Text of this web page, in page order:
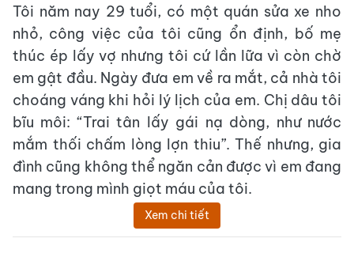
Tôi năm nay 29 tuổi, có một quán sửa xe nho
nhỏ, công việc của tôi cũng ổn định, bố mẹ
thúc ép lấy vợ nhưng tôi cứ lần lữa vì còn chờ
em gật đầu. Ngày đưa em về ra mắt, cả nhà tôi
choáng váng khi hỏi lý lịch của em. Chị dâu tôi
bĩu môi: “Trai tân lấy gái nạ dòng, như nước
mắm thối chấm lòng lợn thiu”. Thế nhưng, gia
đình cũng không thể ngăn cản được vì em đang
mang trong mình giọt máu của tôi.
Xem chi tiết